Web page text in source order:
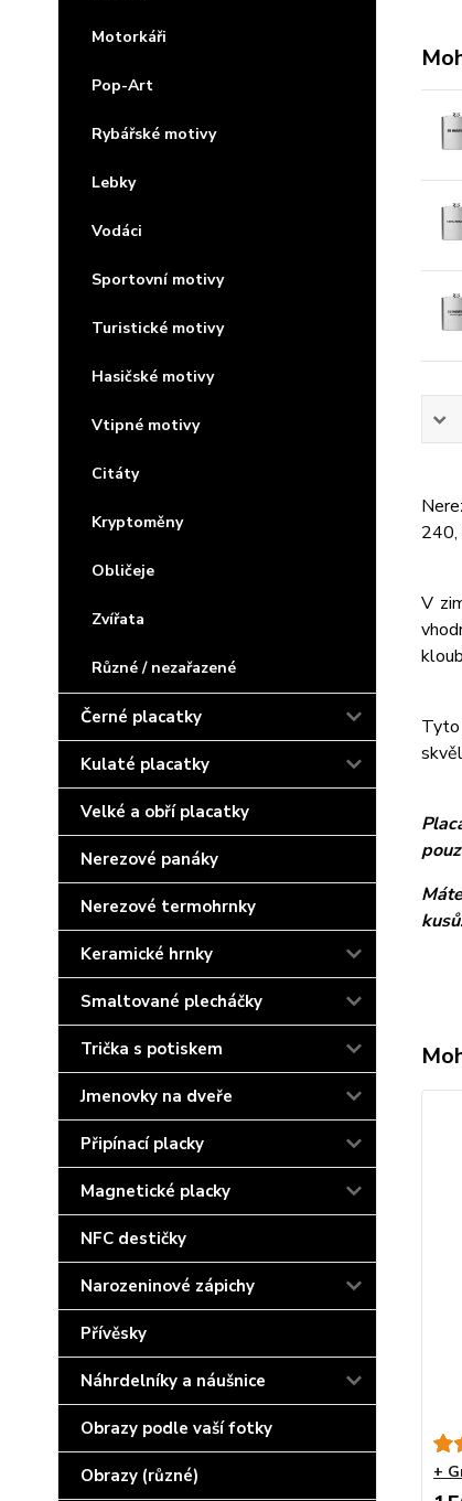
Motorkáři
Pop-Art
Rybářské motivy
Lebky
Vodáci
Sportovní motivy
Turistické motivy
Hasičské motivy
Vtipné motivy
Citáty
Kryptoměny
Obličeje
Zvířata
Různé / nezařazené
Černé placatky
Kulaté placatky
Velké a obří placatky
Nerezové panáky
Nerezové termohrnky
Keramické hrnky
Smaltované plecháčky
Trička s potiskem
Jmenovky na dveře
Připínací placky
Magnetické placky
NFC destičky
Narozeninové zápichy
Přívěsky
Náhrdelníky a náušnice
Obrazy podle vaší fotky
Obrazy (různé)
240,
V
Tyto
+